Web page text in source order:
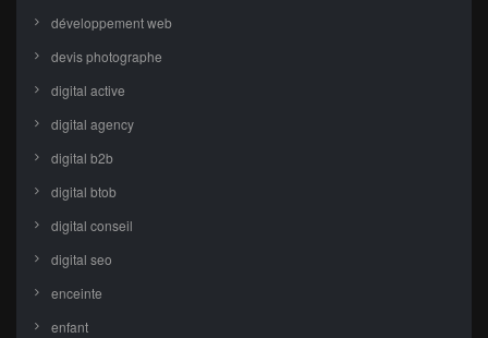
développement web
devis photographe
digital active
digital agency
digital b2b
digital btob
digital conseil
digital seo
enceinte
enfant